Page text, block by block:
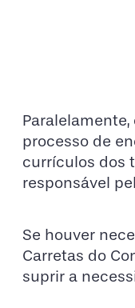
processo de
currículos dos
responsável
Se houver
Carretas do
suprir a